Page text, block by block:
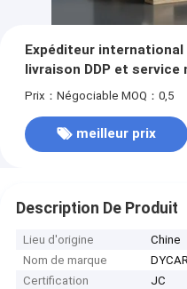
Expéditeur
livraison DDP et
transit rapides
Prix：Négociable MOQ：0,5
meilleur prix
Description De Produit
Lieu d'origine
Chine
Nom de marque
Certification
JC